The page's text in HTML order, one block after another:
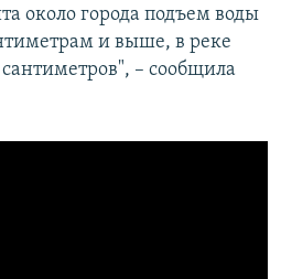
около города подъем воды
и выше, в реке
– сообщила